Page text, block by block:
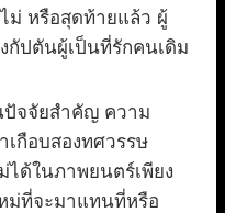
ม่ หรือสุดท้ายแล้ว ผู้
กัปตันผู้เป็นที่รักคนเดิม
ปัจจัยสำคัญ ความ
เกือบสองทศวรรษ
ได้ในภาพยนตร์เพียง
ม่ที่จะมาแทนที่หรือ